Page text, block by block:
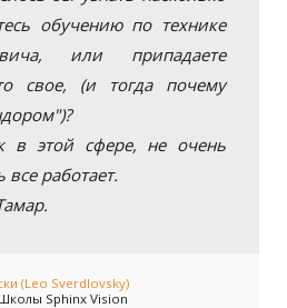
обучению по технике
или припадаете
свое, (и тогда почему
в этой сфере, не очень
работает.
(Leo Sverdlovsky)
Sphinx Vision